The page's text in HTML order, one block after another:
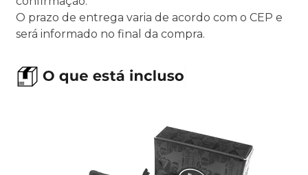
O prazo de entrega varia de acordo com o CEP e
será informado no final da compra.